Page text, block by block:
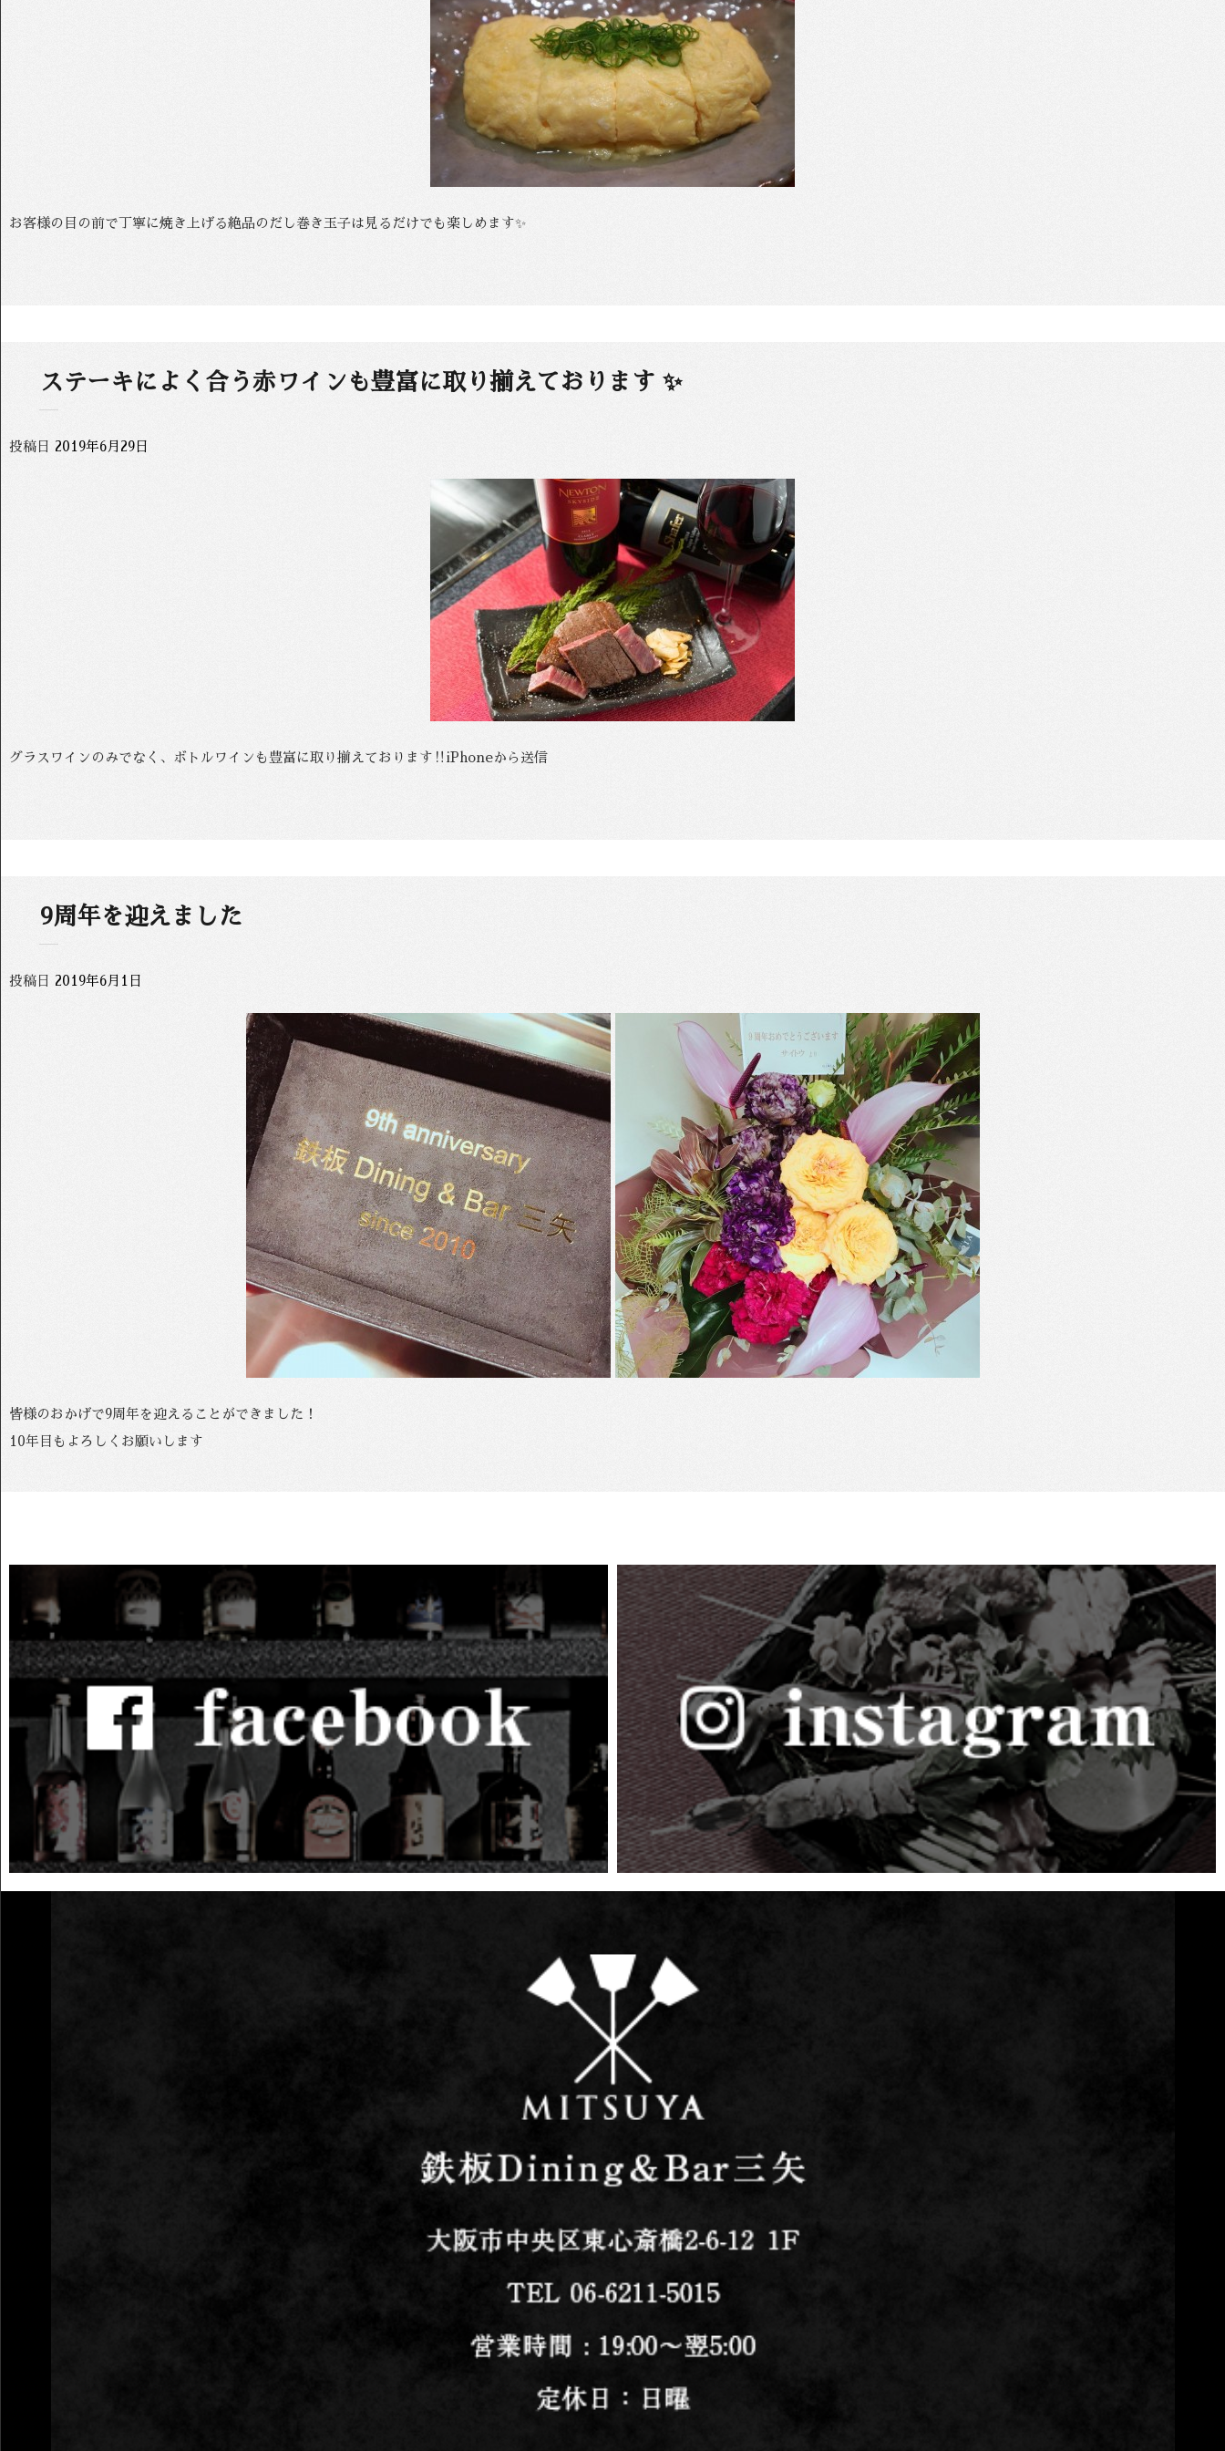
お客様の目の前で丁寧に焼き上げる絶品のだし巻き玉子は見るだけでも楽しめます✨
ステーキによく合う赤ワインも豊富に取り揃えております ✨
投稿日 2019年6月29日
グラスワインのみでなく、ボトルワインも豊富に取り揃えております‼️iPhoneから送信
9周年を迎えました
投稿日 2019年6月1日
皆様のおかげで9周年を迎えることができました！
10年目もよろしくお願いします